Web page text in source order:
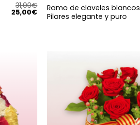
31,00€
El
precio
25,00€El
precio
Ramo de claveles blancos
Pilares elegante y puro